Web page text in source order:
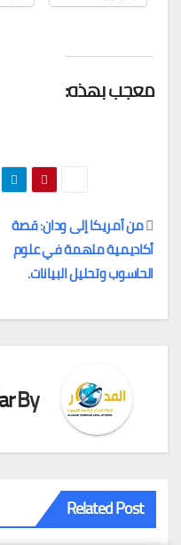
معجب بهذه:
تصفّح
المقالات
من أمريكا إلى ودان: قصة
أكاديمية ملهمة في علوم
الحاسوب وتحليل البيانات.
By
Related Post